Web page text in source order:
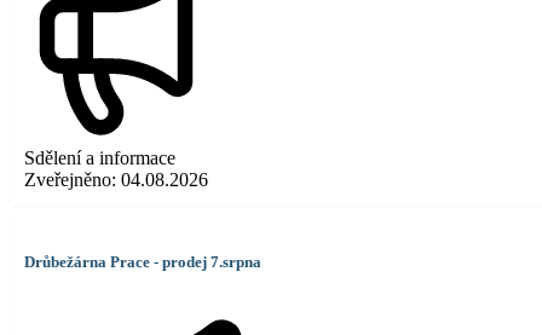
Sdělení a informace
Zveřejněno: 04.08.2026
Drůbežárna Prace - prodej 7.srpna